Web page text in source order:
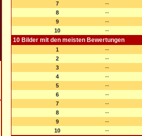
7
--
8
--
9
--
10
--
10 Bilder mit den meisten Bewertungen
1
--
2
--
3
--
4
--
5
--
6
--
7
--
8
--
9
--
10
--